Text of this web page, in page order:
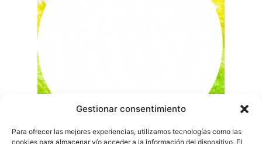
Gestionar consentimiento
Para ofrecer las mejores experiencias, utilizamos tecnologías como las
cookies para almacenar y/o acceder a la información del dispositivo. El